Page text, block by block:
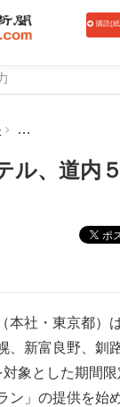
購読(
プリンスホテル、
ル、道内
ポ
社・東京都）
、新富良野、釧
象とした期間
ン」の提供を始